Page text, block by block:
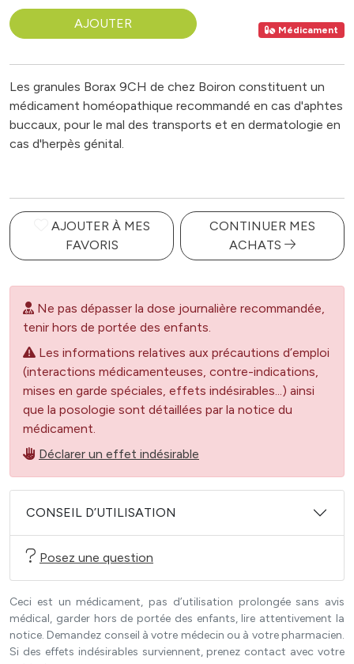
AJOUTER Médicament
Les granules Borax 9CH de chez Boiron constituent un
médicament homéopathique recommandé en cas d'aphtes
buccaux, pour le mal des transports et en dermatologie en
cas d'herpès génital.
AJOUTER À MES
FAVORIS
CONTINUER MES
ACHATS
Ne pas dépasser la dose journalière recommandée,
tenir hors de portée des enfants.
Les informations relatives aux précautions d’emploi
(interactions médicamenteuses, contre-indications,
mises en garde spéciales, effets indésirables...) ainsi
que la posologie sont détaillées par la notice du
médicament.
Déclarer un effet indésirable
CONSEIL D’UTILISATION
Posez une question
Ceci est un médicament, pas d’utilisation prolongée sans avis
médical, garder hors de portée des enfants, lire attentivement la
notice. Demandez conseil à votre médecin ou à votre pharmacien.
Si des effets indésirables surviennent, prenez contact avec votre